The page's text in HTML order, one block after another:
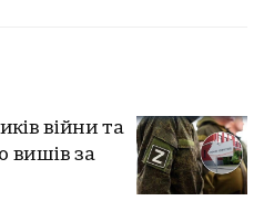
війни та
вишів за